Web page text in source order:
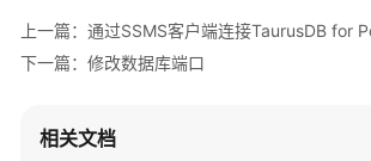
介
绍
速
上一篇：通过SSMS客户端连接TaurusDB for
下一篇：修改数据库端口
相关文档